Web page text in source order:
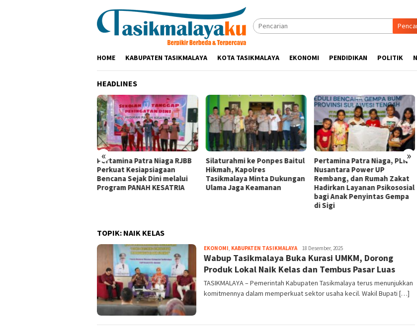
HOME KABUPATEN TASIKMALAYA KOTA TASIKMALAYA EKONOMI PENDIDIKAN POLITIK
HEADLINES
« »
Pertamina Patra Niaga RJBB
Perkuat Kesiapsiagaan
Bencana Sejak Dini melalui
Program PANAH KESATRIA
Silaturahmi ke Ponpes Baitul
Hikmah, Kapolres
Tasikmalaya Minta Dukungan
Ulama Jaga Keamanan
Pertamina Patra Niaga, PLN
Nusantara Power UP
Rembang, dan Rumah Zakat
Hadirkan Layanan Psikososial
bagi Anak Penyintas Gempa
di Sigi
TOPIK: NAIK KELAS
EKONOMI, KABUPATEN TASIKMALAYATim
Redaksi
18 Desember, 2025
Wabup Tasikmalaya Buka Kurasi UMKM, Dorong
Produk Lokal Naik Kelas dan Tembus Pasar Luas
TASIKMALAYA – Pemerintah Kabupaten Tasikmalaya terus menunjukkan
komitmennya dalam memperkuat sektor usaha kecil. Wakil Bupati […]